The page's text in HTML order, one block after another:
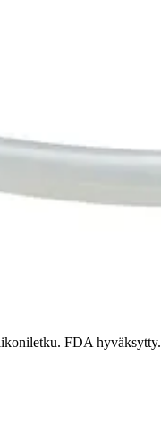
FDA hyväksytty.